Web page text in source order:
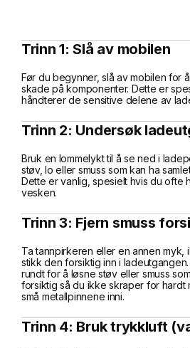
Trinn 1: Slå av mobilen
Før du begynner, slå av mobilen for
skade på komponenter. Dette er
håndterer de sensitive delene av
Trinn 2: Undersøk
Bruk en lommelykt til å se ned i
støv, lo eller smuss som kan ha
Dette er vanlig, spesielt hvis du ofte
vesken.
Trinn 3: Fjern smuss
Ta tannpirkeren eller en annen myk,
stikk den forsiktig inn i
rundt for å løsne støv eller smuss
forsiktig så du ikke skraper for hardt
små metallpinnene inni.
Trinn 4: Bruk trykkluft